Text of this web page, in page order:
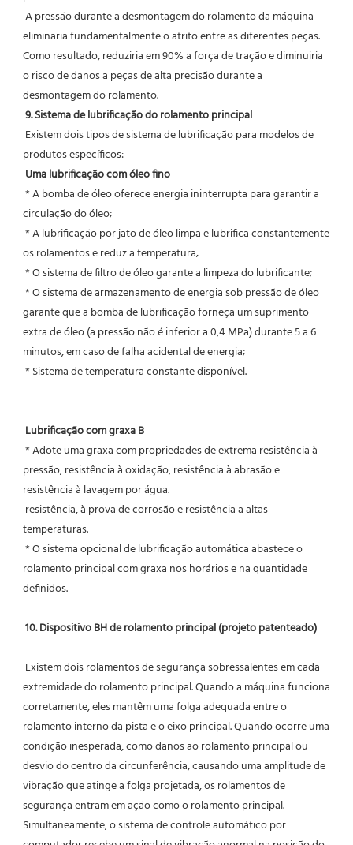
eliminaria fundamentalmente o atrito entre as diferentes peças.
Como resultado, reduziria em 90% a força de tração e diminuiria
o risco de danos a peças de alta precisão durante a
desmontagem do rolamento.
9. Sistema de lubrificação do rolamento principal
produtos específicos:
Uma lubrificação com óleo fino
circulação do óleo;
os rolamentos e reduz a temperatura;
* O sistema de filtro de óleo garante a limpeza do lubrificante;
garante que a bomba de lubrificação forneça um suprimento
extra de óleo (a pressão não é inferior a 0,4 MPa) durante 5 a 6
minutos, em caso de falha acidental de energia;
* Sistema de temperatura constante disponível.
Lubrificação com graxa B
pressão, resistência à oxidação, resistência à abrasão e
resistência à lavagem por água.
temperaturas.
rolamento principal com graxa nos horários e na quantidade
definidos.
10. Dispositivo BH de rolamento principal (projeto patenteado)
extremidade do rolamento principal. Quando a máquina funciona
corretamente, eles mantêm uma folga adequada entre o
rolamento interno da pista e o eixo principal. Quando ocorre uma
condição inesperada, como danos ao rolamento principal ou
desvio do centro da circunferência, causando uma amplitude de
vibração que atinge a folga projetada, os rolamentos de
segurança entram em ação como o rolamento principal.
Simultaneamente, o sistema de controle automático por